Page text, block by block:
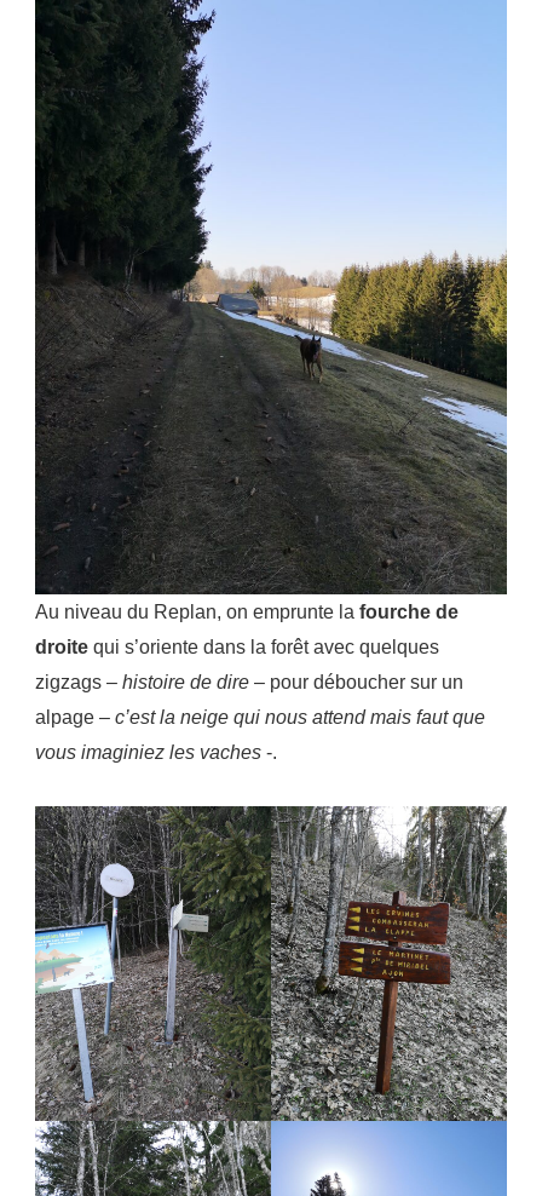
Au niveau du Replan, on emprunte la fourche de
droite qui s’oriente dans la forêt avec quelques
zigzags – histoire de dire – pour déboucher sur un
alpage – c’est la neige qui nous attend mais faut que
vous imaginiez les vaches -.